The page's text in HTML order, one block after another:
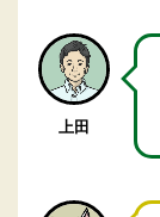
上田